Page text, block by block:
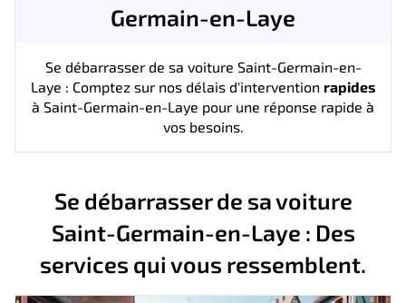
Germain-en-Laye
Se débarrasser de sa voiture Saint-Germain-en-
Laye : Comptez sur nos délais d'intervention rapides
à Saint-Germain-en-Laye pour une réponse rapide à
vos besoins.
Se débarrasser de sa voiture
Saint-Germain-en-Laye : Des
services qui vous ressemblent.